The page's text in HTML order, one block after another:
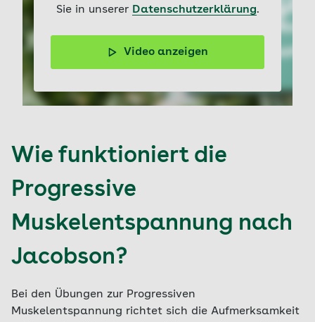
Sie in unserer Datenschutzerklärung.
Video anzeigen
Personal Trainerin Natalie Willems-Kazmierczak erklärt
im Video einfache PMR-Mitmachübungen zur
Anfängerinnen.
Wie funktioniert die
Progressive
Muskelentspannung nach
Jacobson?
Bei den Übungen zur Progressiven
Muskelentspannung richtet sich die Aufmerksamkeit